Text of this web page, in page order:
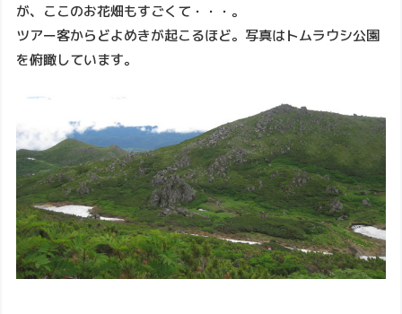
が、ここのお花畑もすごくて・・・。
ツアー客からどよめきが起こるほど。写真はトムラウシ公園
を俯瞰しています。